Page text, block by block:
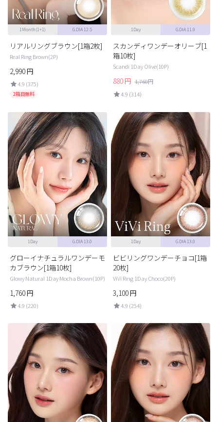
1Month(1+1) G.DIA 12.5
リアルリングブラウン[1箱2枚]
Real Ring Brown(2P)
2,990円
4.9 (375)
2箱目無料
1Day G.DIA 11.9
スカンディワンデーオリーブ[1
箱10枚]
Scandi 1Day Olive(10P)
880 円 1,760円
4.9 (314)
1Day G.DIA 13.0
グローイナチュラルワンデーモ
カブラウン[1箱10枚]
Glowy Natural 1Day Mocha Brown(10P)
1,760円
4.9 (220)
1Day G.DIA 13.0
ビビリングワンデーチョコ[1箱
20枚]
ViVi Ring 1Day Choco(20P)
3,100円
4.9 (254)